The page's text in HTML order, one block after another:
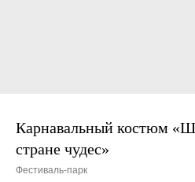
Карнавальный костюм
стране чудес»
Фестиваль-парк